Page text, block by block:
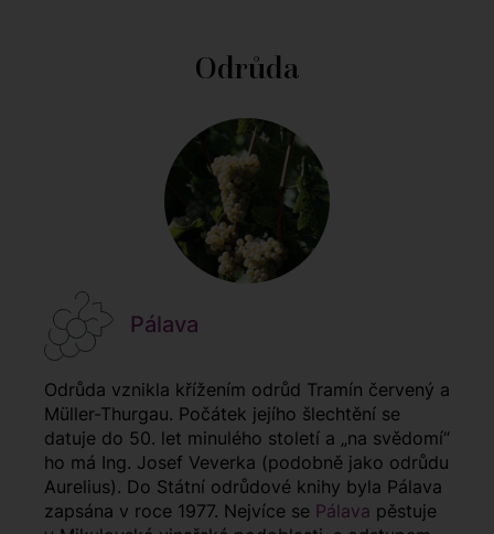
Odrůda
Pálava
Odrůda vznikla křížením odrůd Tramín červený a
Müller-Thurgau. Počátek jejího šlechtění se
datuje do 50. let minulého století a „na svědomí“
ho má Ing. Josef Veverka (podobně jako odrůdu
Aurelius). Do Státní odrůdové knihy byla Pálava
zapsána v roce 1977. Nejvíce se Pálava pěstuje